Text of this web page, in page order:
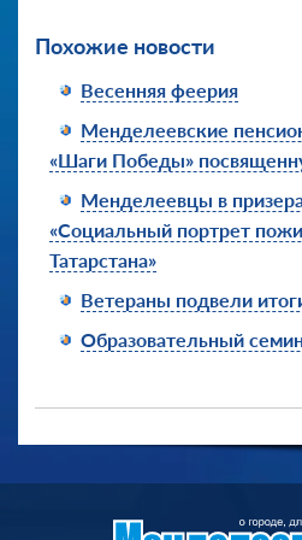
Похожие новости
Весенняя феерия
Менделеевские
«Шаги Победы»
Менделеевцы в
«Социальный портрет
Татарстана»
Ветераны подвели
Образовательный